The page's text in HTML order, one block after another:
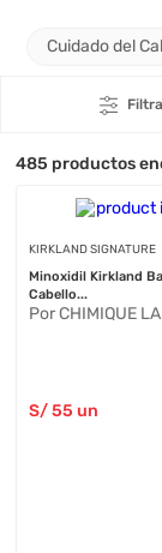
Cuidado del
485 productos
KIRKLAND SIGNATURE
Minoxidil Kirkland
Cabello...
Por CHIMIQUE
S/55 un